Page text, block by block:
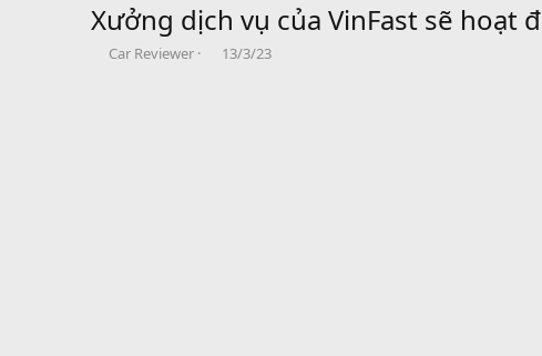
Xưởng dịch vụ của VinFast sẽ hoạt
B
Car Reviewer
N
13/3/23